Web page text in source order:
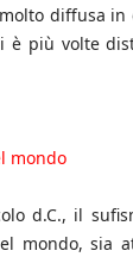
diffusa in
è più volte
mondo
d.C., il
mondo, sia